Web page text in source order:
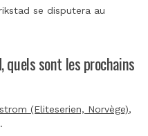
se disputera au
sont les prochains
(Eliteserien, Norvège),